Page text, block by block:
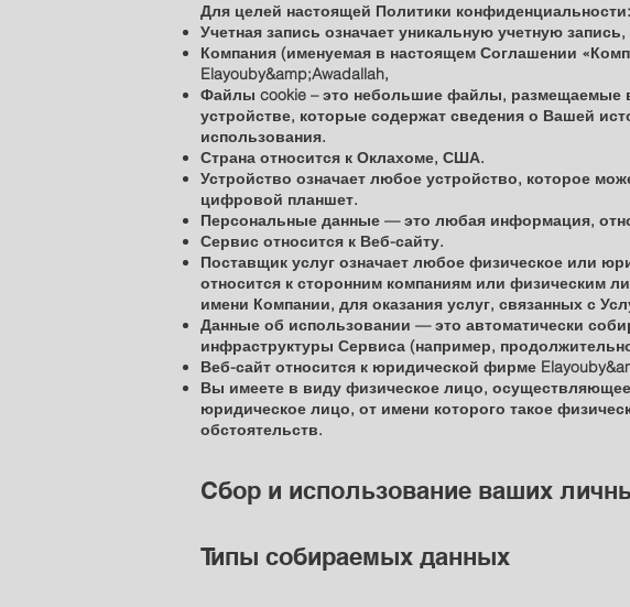
Для целей настоящей Политики конфиденциальности:
Учетная запись означает уникальную учетную
Компания (именуемая в настоящем Соглашении
Elayouby&amp;Awadallah,
Файлы cookie – это небольшие файлы, размещаемые
устройстве, которые содержат сведения о Вашей
использования.
Страна относится к Оклахоме, США.
Устройство означает любое устройство, которое
цифровой планшет.
Персональные данные — это любая информация,
Сервис относится к Веб-сайту.
Поставщик услуг означает любое физическое или
относится к сторонним компаниям или физическим
имени Компании, для оказания услуг, связанных с
Данные об использовании — это автоматически
инфраструктуры Сервиса (например,
Веб-сайт относится к юридической фирме
Вы имеете в виду физическое лицо,
юридическое лицо, от имени которого такое
обстоятельств.
Сбор и использование ваших
Типы собираемых данных